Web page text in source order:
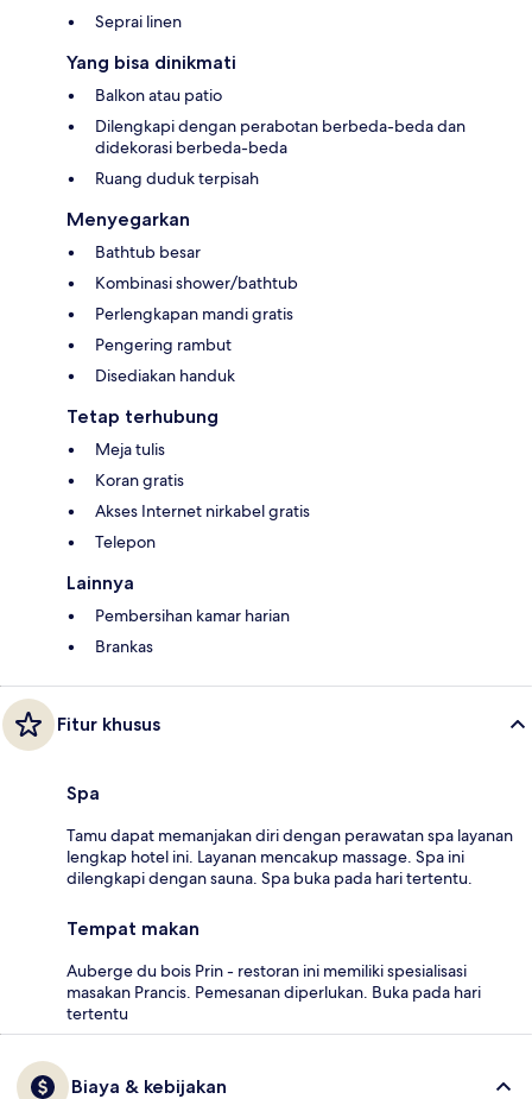
Seprai linen
Yang bisa dinikmati
Balkon atau patio
Dilengkapi dengan perabotan berbeda-beda dan
didekorasi berbeda-beda
Ruang duduk terpisah
Menyegarkan
Bathtub besar
Kombinasi shower/bathtub
Perlengkapan mandi gratis
Pengering rambut
Disediakan handuk
Tetap terhubung
Meja tulis
Koran gratis
Akses Internet nirkabel gratis
Telepon
Lainnya
Pembersihan kamar harian
Brankas
Fitur khusus
Spa
Tamu dapat memanjakan diri dengan perawatan spa layanan
lengkap hotel ini. Layanan mencakup massage. Spa ini
dilengkapi dengan sauna. Spa buka pada hari tertentu.
Tempat makan
Auberge du bois Prin - restoran ini memiliki spesialisasi
masakan Prancis. Pemesanan diperlukan. Buka pada hari
tertentu
Biaya & kebijakan